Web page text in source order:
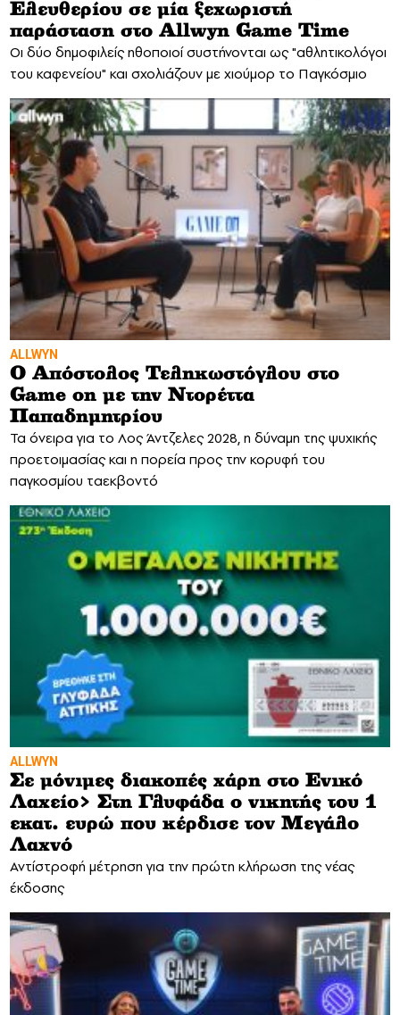
Ελευθερίου σε μία ξεχωριστή
παράσταση στο Allwyn Game Time
Οι δύο δημοφιλείς ηθοποιοί συστήνονται ως "αθλητικολόγοι
του καφενείου" και σχολιάζουν με χιούμορ το Παγκόσμιο
ALLWYN
Ο Απόστολος Τεληκωστόγλου στο
Game on με την Ντορέττα
Παπαδημητρίου
Τα όνειρα για το Λος Άντζελες 2028, η δύναμη της ψυχικής
προετοιμασίας και η πορεία προς την κορυφή του
παγκοσμίου ταεκβοντό
ALLWYN
Σε μόνιμες διακοπές χάρη στο Ενικό
Λαχείο> Στη Γλυφάδα ο νικητής του 1
εκατ. ευρώ που κέρδισε τον Μεγάλο
Λαχνό
Αντίστροφή μέτρηση για την πρώτη κλήρωση της νέας
έκδοσης